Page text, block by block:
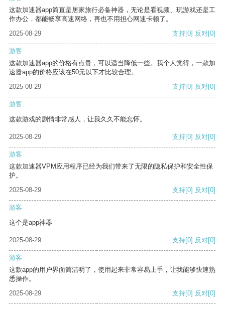
这款加速器app简直是居家旅行必备神器，无论是看视频、玩游戏还是工
作办公，都能畅享高速网络，再也不用担心网速卡顿了。
2025-08-29
支持[0] 反对[0]
游客
这款加速器app的价格有点贵，可以适当降低一些。我个人觉得，一款加
速器app的价格应该在50元以下才比较合理。
2025-08-29
支持[0] 反对[0]
游客
这款游戏的剧情非常感人，让我久久不能忘怀。
2025-08-29 支持[0] 反对[0]
游客
这款加速器VPM应用程序已经为我们带来了无限的隐私保护和安全性保
护。
2025-08-29
支持[0] 反对[0]
游客
这个是app神器
2025-08-29 支持[0] 反对[0]
游客
这款app的用户界面简洁明了，使用起来非常容易上手，让我能够快速熟
悉操作。
2025-08-29
支持[0] 反对[0]